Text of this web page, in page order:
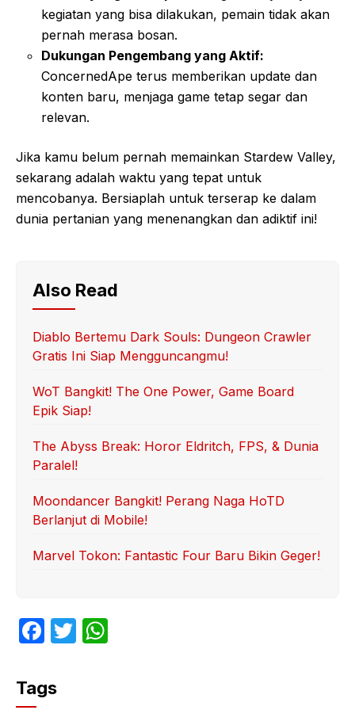
kegiatan yang bisa dilakukan, pemain tidak akan
pernah merasa bosan.
Dukungan Pengembang yang Aktif:
ConcernedApe terus memberikan update dan
konten baru, menjaga game tetap segar dan
relevan.
Jika kamu belum pernah memainkan Stardew Valley,
sekarang adalah waktu yang tepat untuk
mencobanya. Bersiaplah untuk terserap ke dalam
dunia pertanian yang menenangkan dan adiktif ini!
Also Read
Diablo Bertemu Dark Souls: Dungeon Crawler
Gratis Ini Siap Mengguncangmu!
WoT Bangkit! The One Power, Game Board
Epik Siap!
The Abyss Break: Horor Eldritch, FPS, & Dunia
Paralel!
Moondancer Bangkit! Perang Naga HoTD
Berlanjut di Mobile!
Marvel Tokon: Fantastic Four Baru Bikin Geger!
F
c
T
Tags